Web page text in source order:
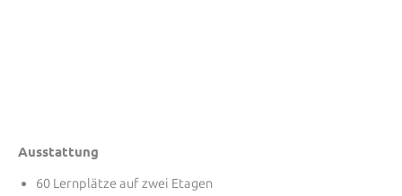
Ausstattung
60 Lernplätze auf zwei Etagen